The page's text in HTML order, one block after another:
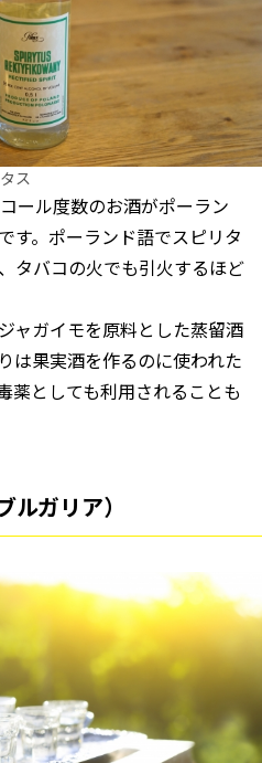
ス
ール度数のお酒がポーラン
す。ポーランド語でスピリタ
タバコの火でも引火するほど
ャガイモを原料とした蒸留酒
は果実酒を作るのに使われた
薬としても利用されることも
ガリア）